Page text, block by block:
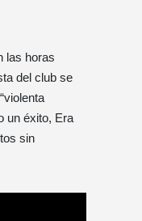
las horas
del club se
un éxito, Era
sin